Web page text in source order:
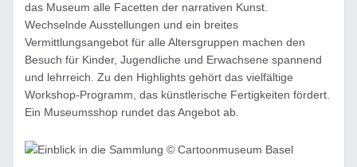
das Museum alle Facetten der narrativen Kunst.
Wechselnde Ausstellungen und ein breites
Vermittlungsangebot für alle Altersgruppen machen den
Besuch für Kinder, Jugendliche und Erwachsene spannend
und lehrreich. Zu den Highlights gehört das vielfältige
Workshop-Programm, das künstlerische Fertigkeiten fördert.
Ein Museumsshop rundet das Angebot ab.